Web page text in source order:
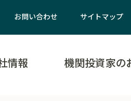
お問い合わせ サイトマップ
情報 機関投資家の